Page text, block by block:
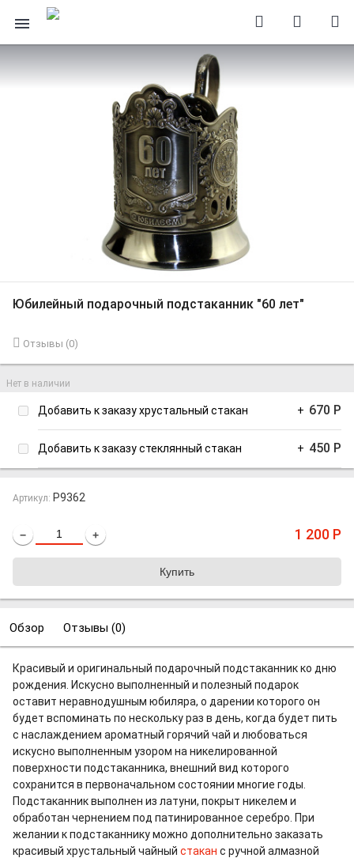
Юбилейный подарочный подстаканник "60 лет"
Отзывы (0)
Нет в наличии
Добавить к заказу хрустальный стакан + 670 Р
Добавить к заказу стеклянный стакан + 450 Р
Артикул: P9362
− + 1 200 Р
Обзор Отзывы (0)
Красивый и оригинальный подарочный подстаканник ко дню
рождения. Искусно выполненный и полезный подарок
оставит неравнодушным юбиляра, о дарении которого он
будет вспоминать по нескольку раз в день, когда будет пить
с наслаждением ароматный горячий чай и любоваться
искусно выполненным узором на никелированной
поверхности подстаканника, внешний вид которого
сохранится в первоначальном состоянии многие годы.
Подстаканник выполнен из латуни, покрыт никелем и
обработан чернением под патинированное серебро. При
желании к подстаканнику можно дополнительно заказать
красивый хрустальный чайный стакан с ручной алмазной